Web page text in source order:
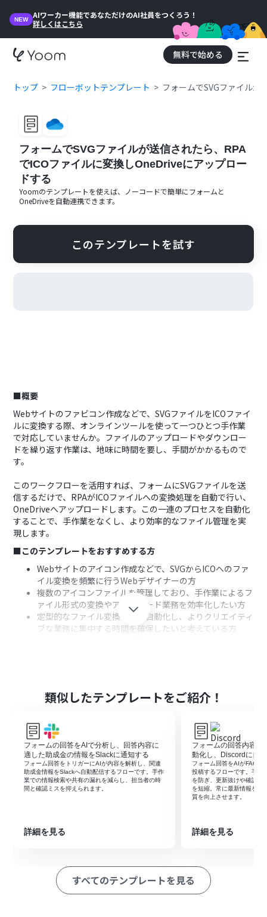
NEW
AIワーカー機能であなただけのAI社員をつくろう！
詳しくはこちら
無料で始める
トップ フローボットテンプレート フォームでSVGファイル
フォームでSVGファイルが送信されたら、RPA
でICOファイルに変換しOneDriveにアップロー
ドする
Yoomのテンプレートを使えば、ノーコードで簡単にフォームと
OneDriveを自動連携できます。
このテンプレートを試す
■概要
Webサイトのファビコン作成などで、SVGファイルをICOファイ
ルに変換する際、オンラインツールを使って一つひとつ手作業
で対応していませんか。ファイルのアップロードやダウンロー
ドを繰り返す作業は、地味に時間を要し、手間がかかるもので
す。
このワークフローを活用すれば、フォームにSVGファイルを送
信するだけで、RPAがICOファイルへの変換処理を自動で行い、
OneDriveへアップロードします。この一連のプロセスを自動化
することで、手作業をなくし、より効率的なファイル管理を実
現します。
■このテンプレートをおすすめする方
Webサイトのアイコン作成などで、SVGからICOへのファ
イル変換を頻繁に行うWebデザイナーの方
複数のアイコンファイルを管理しており、手作業によるフ
ァイル形式の変換やアップロード業務を効率化したい方
定型的なファイル変換作業を自動化し、よりクリエイティ
ブな業務に集中する時間を確保したいと考えている方
手動での変換やアップロード作業が不要になるため、フ
ーの発生を防ぎます
■フローボットの流れ
はじめに、OneDriveをYoomと連携します
次に、トリガーで「フォームトリガー」を選択し、SVGフ
ァイルをアップロードするためのファイルアップロード
フォームを作成します
上でSVGファイルをICOファイルに変換する操作を記録し
プロード」アクションを設定し、RPAによって変換された
ICOファイルを指定のフォルダに格納します
※「トリガー」：フロー起動のきっかけとなるアクション、「オ
類似したテンプレートをご紹介！
フォームの回答をAIで分析し、回答内容に
適した助成金の情報をSlackに通知する
フォーム回答をトリガーにAIが内容を解析し、関連
助成金情報をSlackへ自動配信するフローです。手作
業での情報検索や共有の漏れを減らし、担当者の時
間と確認ミスを抑えられます。
詳細を見る
フォームの回答内容を
動化し、Discordに自
フォーム回答をAIがFAQ形
投稿するフローです。手作
を防ぎ、更新抜けや確認の
を短縮。常に最新情報をチ
質を向上させます。
詳細を見る
すべてのテンプレートを見る